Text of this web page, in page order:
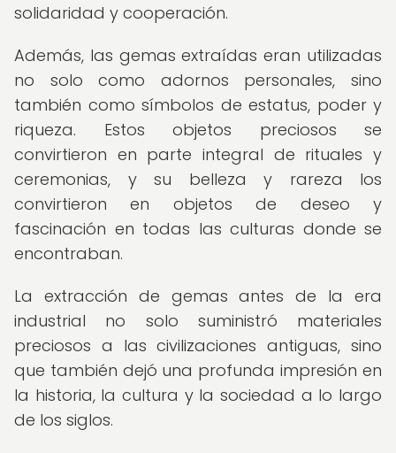
solidaridad y cooperación.
Además, las gemas extraídas eran utilizadas
no solo como adornos personales, sino
también como símbolos de estatus, poder y
riqueza. Estos objetos preciosos se
convirtieron en parte integral de rituales y
ceremonias, y su belleza y rareza los
convirtieron en objetos de deseo y
fascinación en todas las culturas donde se
encontraban.
La extracción de gemas antes de la era
industrial no solo suministró materiales
preciosos a las civilizaciones antiguas, sino
que también dejó una profunda impresión en
la historia, la cultura y la sociedad a lo largo
de los siglos.